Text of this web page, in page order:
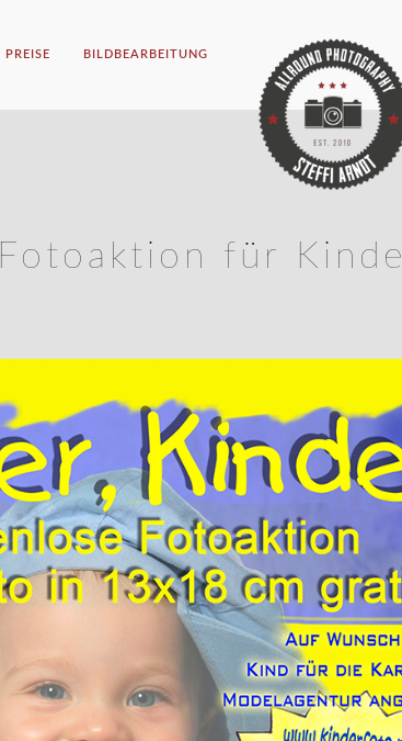
PREISE BILDBEARBEITUNG
Fotoaktion für